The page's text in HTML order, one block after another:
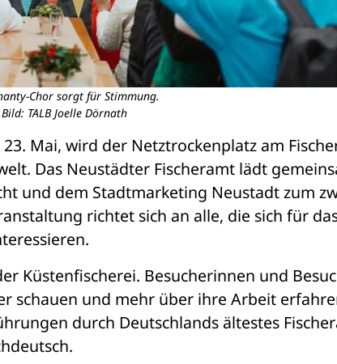
Chor sorgt für Stimmung.
Bild: TALB Joelle Dörnath
23. Mai, wird der Netztrockenplatz am
Das Neustädter Fischeramt lädt
und dem Stadtmarketing Neustadt zum
richtet sich an alle, die sich für
Küstenfischerei. Besucherinnen und
schauen und mehr über ihre Arbeit
durch Deutschlands ältestes